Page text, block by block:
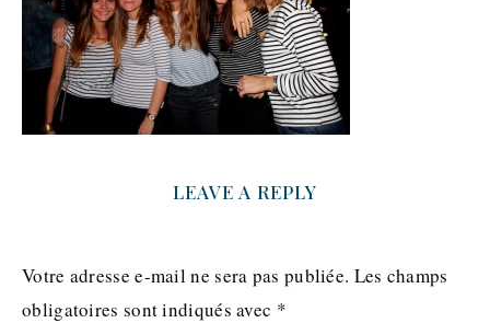
LEAVE A REPLY
Votre adresse e-mail ne sera pas publiée. Les champs
obligatoires sont indiqués avec *